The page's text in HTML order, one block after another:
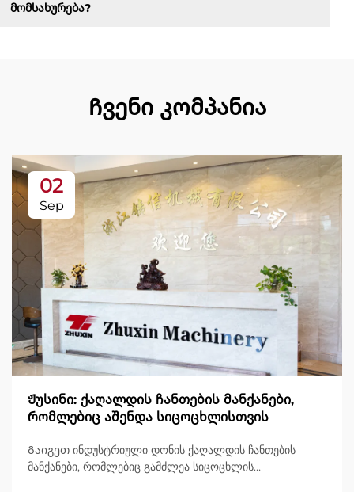
მომსახურება?
Ჩვენი კომპანია
02
Sep
Ჟუსინი: ქაღალდის ჩანთების მანქანები,
რომლებიც აშენდა სიცოცხლისთვის
Გაიგეთ ინდუსტრიული დონის ქაღალდის ჩანთების
მანქანები, რომლებიც გამძლეა სიცოცხლის